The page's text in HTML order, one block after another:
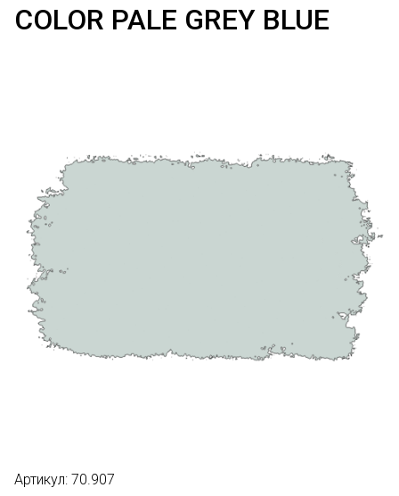
COLOR PALE GREY BLUE
Артикул: 70.907